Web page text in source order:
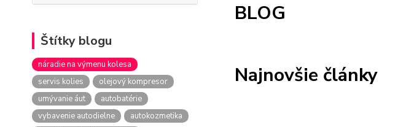
Štítky blogu
náradie na výmenu kolesa
servis kolies
olejový kompresor
umývanie áut
autobatérie
vybavenie autodielne
autokozmetika
BLOG
Najnovšie články